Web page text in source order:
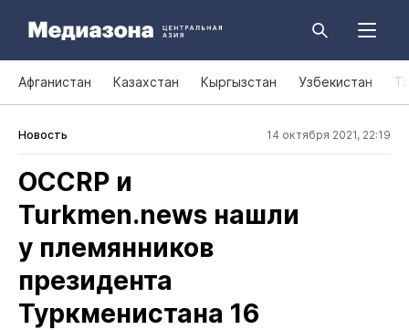
Афганистан Казахстан Кыргызстан Узбекистан
Новость 14 октября 2021, 22:19
OCCRP и
Turkmen.news нашли
у племянников
президента
Туркменистана 16